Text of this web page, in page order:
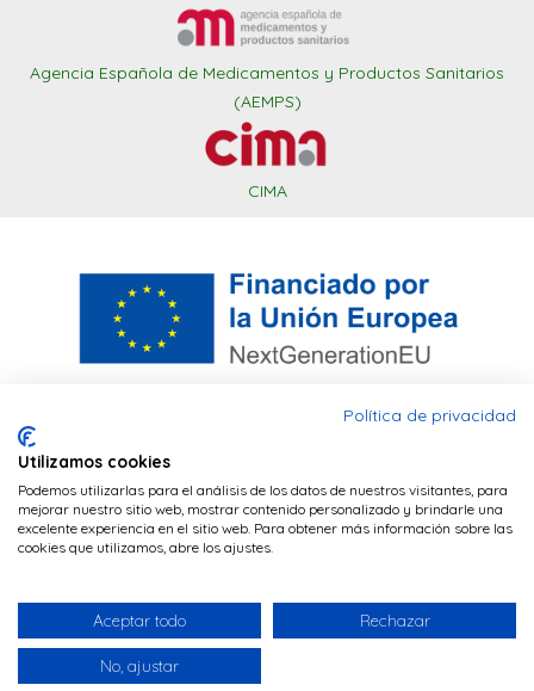
mantener la sesión del navegador y cookies
de terceros (Google Analytics) para realizar
tareas de analítica de visitas.
POLÍTICA DE PRIVACIDAD ACEPTAR done
Agencia Española de Medicamentos y Productos Sanitarios
(AEMPS)
CIMA
Financiado por la Unión Europea – NextGenerationEU. Sin
embargo, los puntos de vista y las opiniones expresadas son
únicamente los del autor o autores y no reflejan
necesariamente los de la Unión Europea o la Comisión
© 2026 - Farmacia Senante Actur
Política de privacidad
Utilizamos cookies
Podemos utilizarlas para el análisis de los datos de nuestros visitantes, para
mejorar nuestro sitio web, mostrar contenido personalizado y brindarle una
excelente experiencia en el sitio web. Para obtener más información sobre las
cookies que utilizamos, abre los ajustes.
Aceptar todo Rechazar
No, ajustar